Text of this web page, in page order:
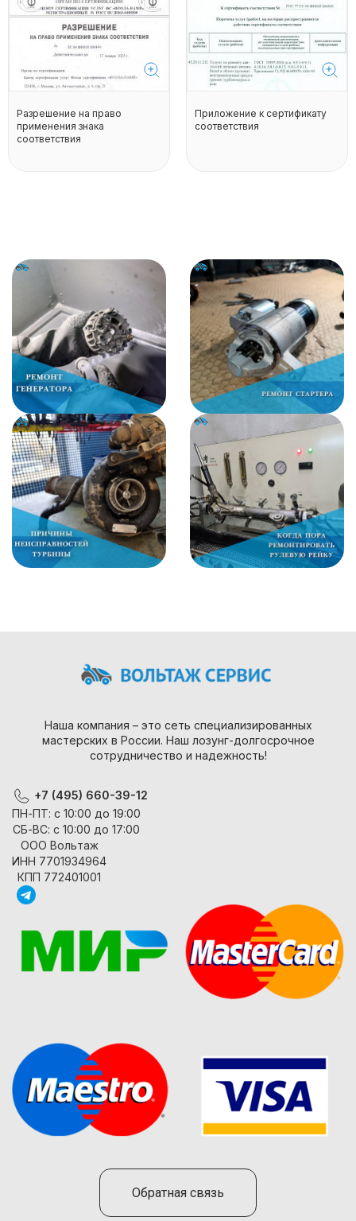
Разрешение на право
применения знака
соответствия
Приложение к сертификату
соответствия
Наша компания – это сеть специализированных
мастерских в России. Наш лозунг-долгосрочное
сотрудничество и надежность!
+7 (495) 660-39-12
ПН-ПТ: с 10:00 до 19:00
СБ-ВС: с 10:00 до 17:00
ООО Вольтаж
ИНН 7701934964
КПП 772401001
Обратная связь